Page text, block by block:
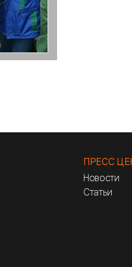
ПРЕСС
Новости
Статьи